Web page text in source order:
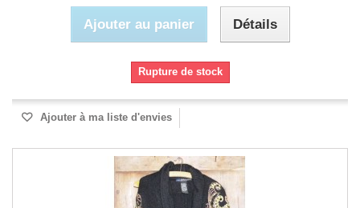
Ajouter au panier Détails
Rupture de stock
Ajouter à ma liste d'envies